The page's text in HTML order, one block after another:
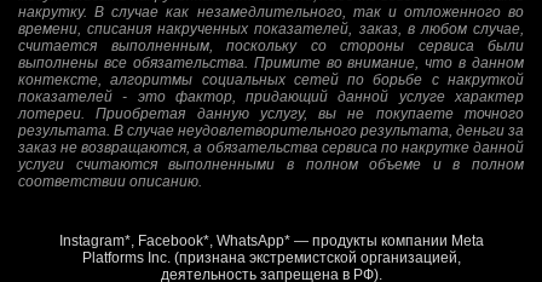
накрутку. В случае как незамедлительного, так и отложенного во
времени, списания накрученных показателей, заказ, в любом случае,
считается выполненным, поскольку со стороны сервиса были
выполнены все обязательства. Примите во внимание, что в данном
контексте, алгоритмы социальных сетей по борьбе с накруткой
показателей - это фактор, придающий данной услуге характер
лотереи. Приобретая данную услугу, вы не покупаете точного
результата. В случае неудовлетворительного результата, деньги за
заказ не возвращаются, а обязательства сервиса по накрутке данной
услуги считаются выполненными в полном объеме и в полном
соответствии описанию.
Instagram*, Facebook*, WhatsApp* — продукты компании Meta
Platforms Inc. (признана экстремистской организацией,
деятельность запрещена в РФ).